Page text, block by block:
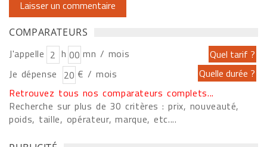
COMPARATEURS
J'appelle h
mn / mois
Je dépense
€ / mois
Retrouvez tous nos comparateurs complets...
Recherche sur plus de 30 critères : prix, nouveauté,
poids, taille, opérateur, marque, etc....